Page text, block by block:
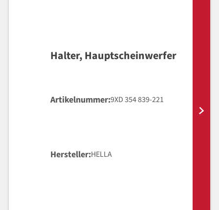
Halter, Hauptscheinwerfer
Artikelnummer 9XD 354 839-221
Hersteller HELLA